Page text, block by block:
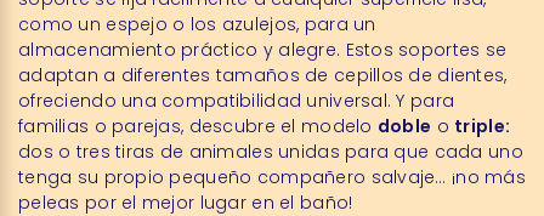
como un espejo o los azulejos, para un
almacenamiento práctico y alegre. Estos soportes se
adaptan a diferentes tamaños de cepillos de dientes,
ofreciendo una compatibilidad universal. Y para
familias o parejas, descubre el modelo doble o triple:
dos o tres tiras de animales unidas para que cada uno
tenga su propio pequeño compañero salvaje… ¡no más
peleas por el mejor lugar en el baño!